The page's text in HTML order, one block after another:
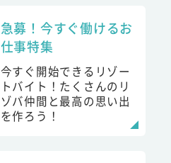
急募！今すぐ働けるお
仕事特集
今すぐ開始できるリゾー
トバイト！たくさんのリ
ゾバ仲間と最高の思い出
を作ろう！